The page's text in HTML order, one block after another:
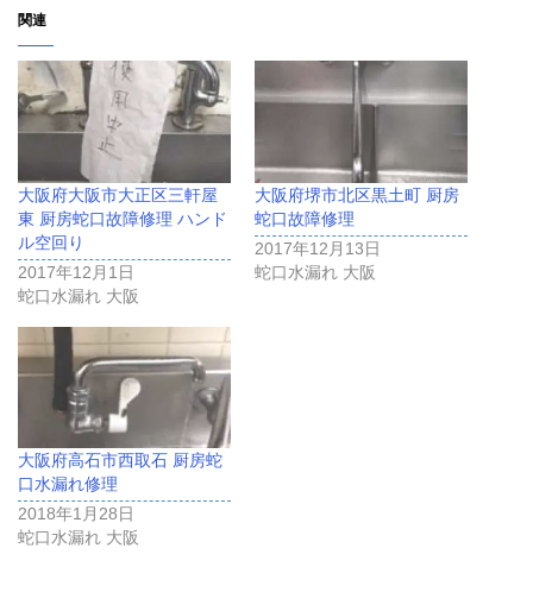
関連
大阪府大阪市大正区三軒屋
東 厨房蛇口故障修理 ハンド
ル空回り
2017年12月1日
蛇口水漏れ 大阪
大阪府堺市北区黒土町 厨房
蛇口故障修理
2017年12月13日
蛇口水漏れ 大阪
大阪府高石市西取石 厨房蛇
口水漏れ修理
2018年1月28日
蛇口水漏れ 大阪